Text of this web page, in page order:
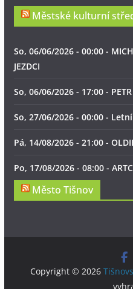
Městské kulturní
So, 06/06/2026 - 00:00 -
JEZDCI
So, 06/06/2026 - 17:00 -
So, 27/06/2026 - 00:00 -
Pá, 14/08/2026 - 21:00 -
Po, 17/08/2026 - 08:00 -
Město Tišnov
Copyright © 2026